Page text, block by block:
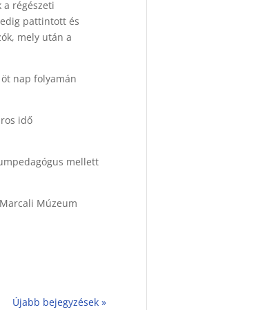
régészeti
pattintott és
mely után a
nap folyamán
idő
mellett
Múzeum
Újabb bejegyzések »